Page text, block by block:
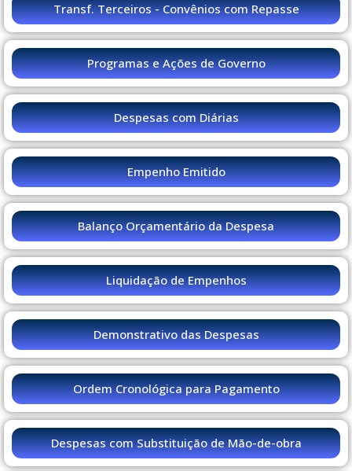
Transf. Terceiros - Convênios com Repasse
Programas e Ações de Governo
Despesas com Diárias
Empenho Emitido
Balanço Orçamentário da Despesa
Liquidação de Empenhos
Demonstrativo das Despesas
Ordem Cronológica para Pagamento
Despesas com Substituição de Mão-de-obra